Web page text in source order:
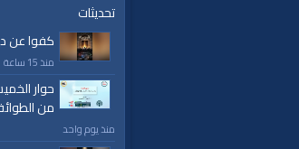
قناة الواقية: انحياز إلى
#الواقية
#قناة_الواقية
تحديثات
كفوا عن
منذ 15 ساعة
حوار
من
منذ يوم واحد